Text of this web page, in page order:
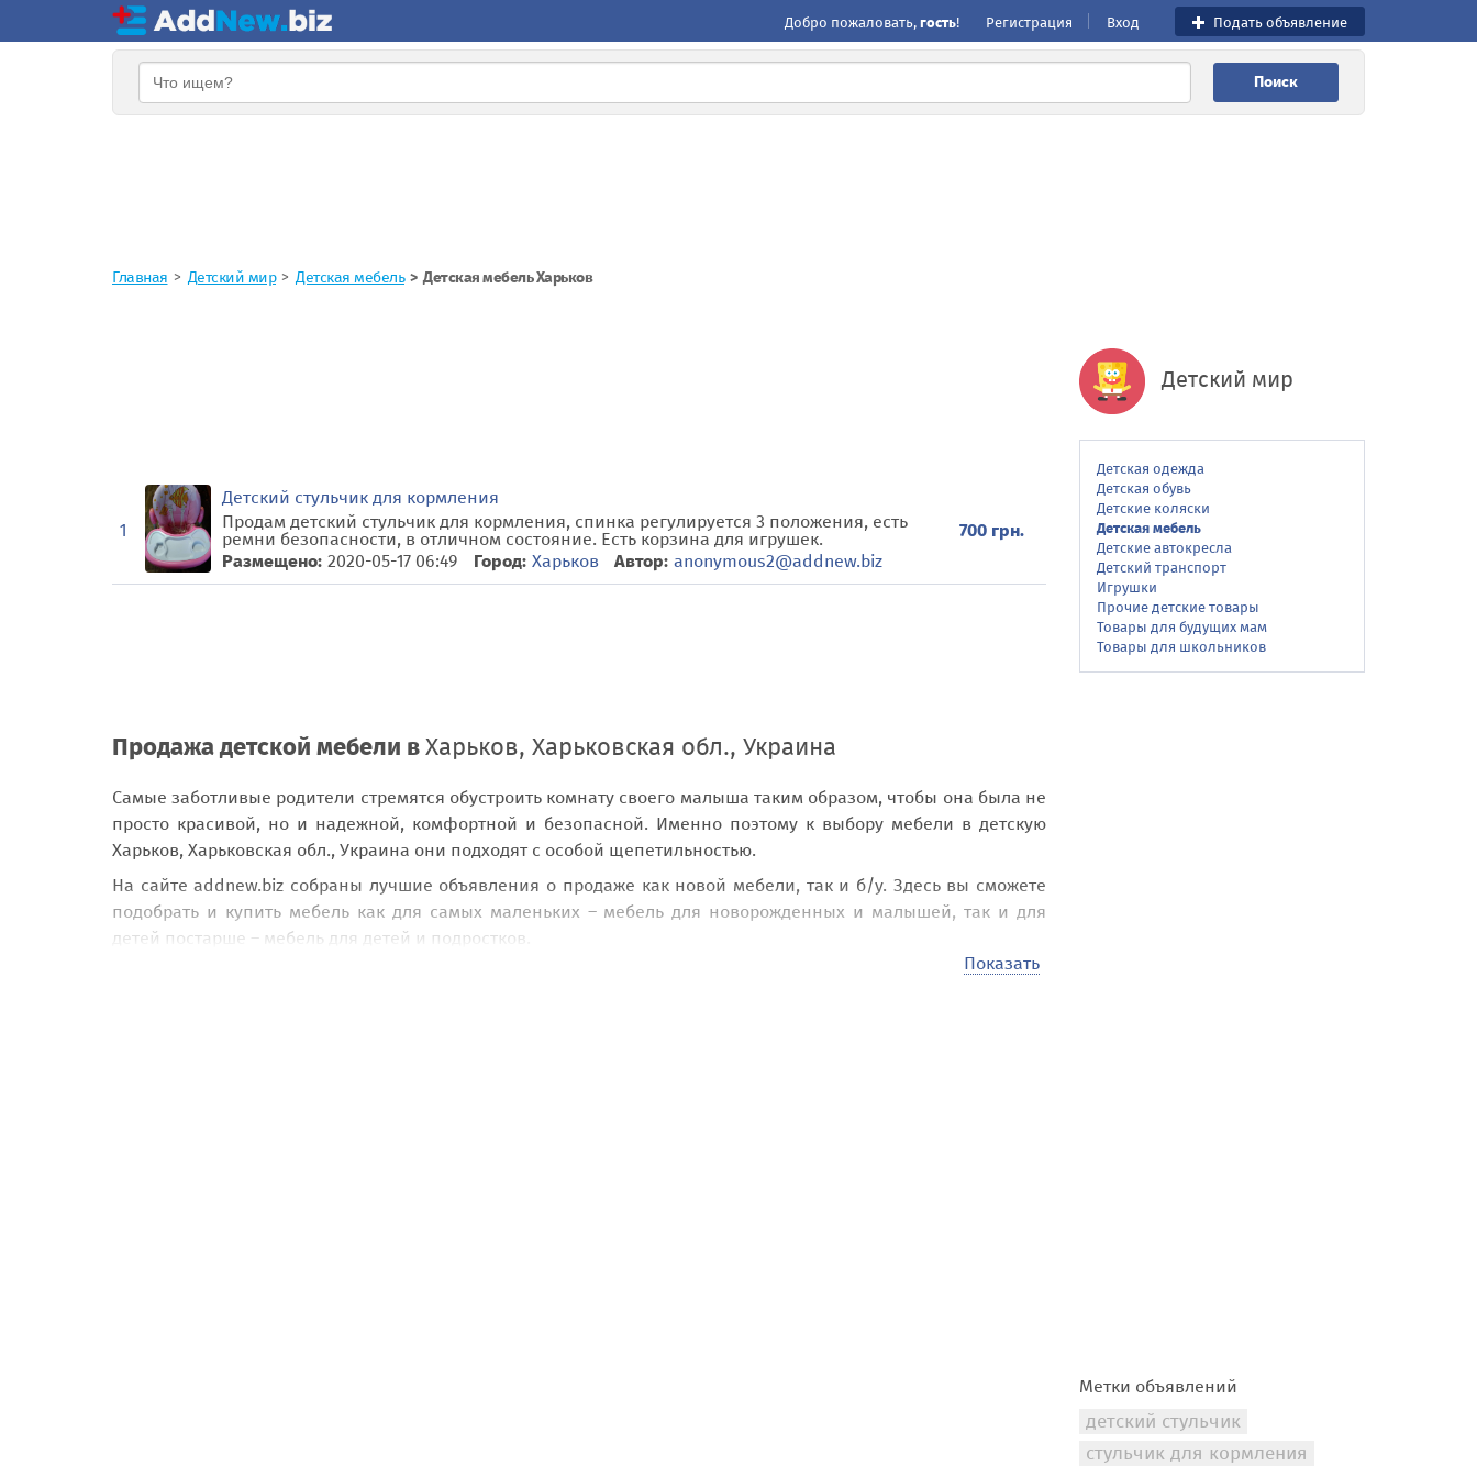
Добро пожаловать, гость! Регистрация Вход Подать объявление
Поиск
Главная Детский мир Детская мебель Детская мебель Харьков
1
Детский стульчик для кормления
Продам детский стульчик для кормления, спинка регулируется 3 положения, есть
ремни безопасности, в отличном состояние. Есть корзина для игрушек.
Размещено: 2020-05-17 06:49 Город: Харьков Автор: anonymous2@addnew.biz
700 грн.
Продажа детской мебели вХарьков, Харьковская обл., Украина
Самые заботливые родители стремятся обустроить комнату своего малыша таким образом, чтобы она была не
просто красивой, но и надежной, комфортной и безопасной. Именно поэтому к выбору мебели в детскую
Харьков, Харьковская обл., Украина они подходят с особой щепетильностью.
На сайтеaddnew.biz собраны лучшие объявления о продаже как новой мебели, так и б/у. Здесь вы сможете
подобрать и купить мебель как для самых маленьких – мебель для новорожденных и малышей, так и для
детей постарше – мебель для детей и подростков.
вашему вниманию предлагаются
Показать
Детский мир
Детская одежда
Детская обувь
Детские коляски
Детская мебель
Детские автокресла
Детский транспорт
Игрушки
Прочие детские товары
Товары для будущих мам
Товары для школьников
Метки объявлений
детский стульчик
стульчик для кормления